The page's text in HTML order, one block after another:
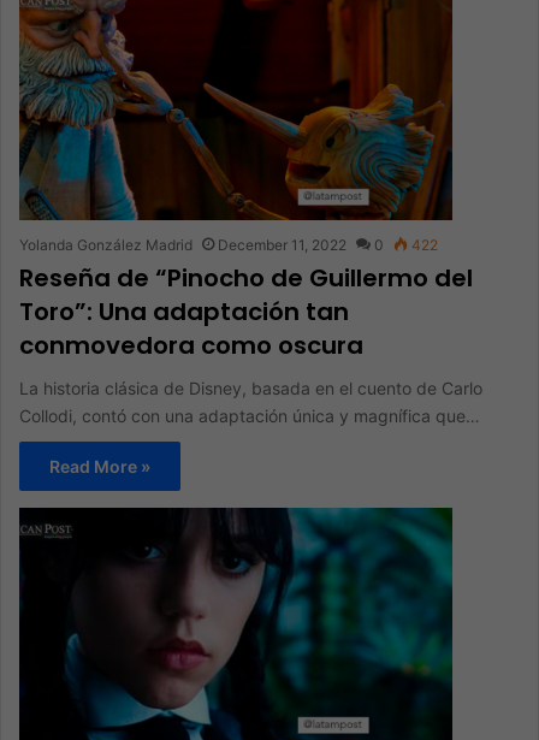
Yolanda González Madrid December 11, 2022 0 422
Reseña de “Pinocho de Guillermo del
Toro”: Una adaptación tan
conmovedora como oscura
La historia clásica de Disney, basada en el cuento de Carlo
Collodi, contó con una adaptación única y magnífica que…
Read More »